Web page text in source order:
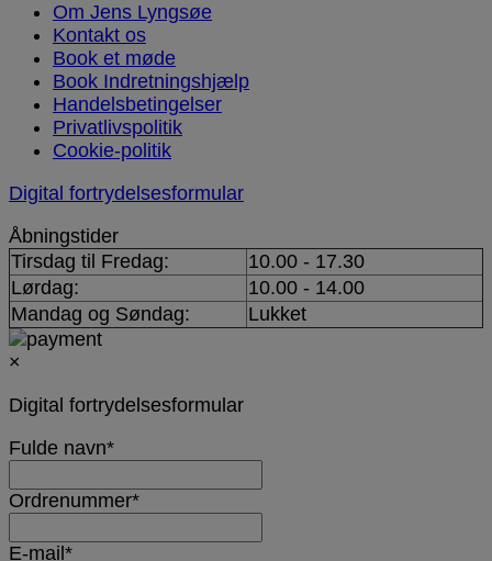
Om Jens Lyngsøe
Kontakt os
Book et møde
Book Indretningshjælp
Handelsbetingelser
Privatlivspolitik
Cookie-politik
Digital fortrydelsesformular
Åbningstider
Tirsdag til Fredag:
10.00 - 17.30
Lørdag:
10.00 - 14.00
Mandag og Søndag:
Lukket
×
Digital fortrydelsesformular
Fulde navn*
Ordrenummer*
E-mail *